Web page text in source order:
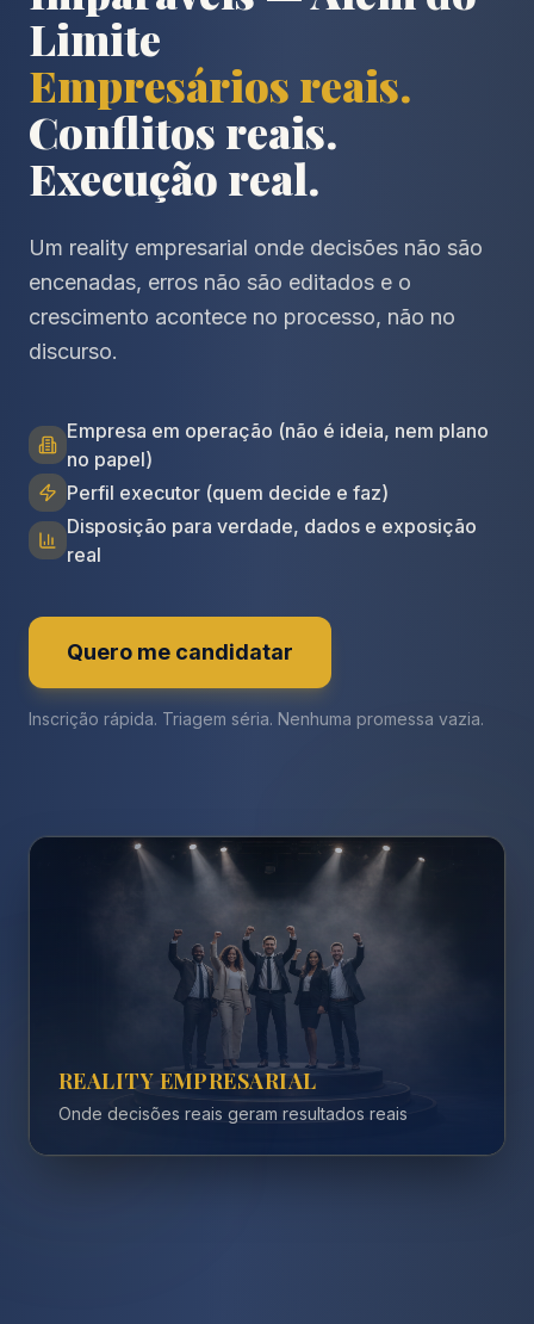
Limite
Empresários reais.
Conflitos reais.
Execução real.
Um reality empresarial onde decisões não são
encenadas, erros não são editados e o
crescimento acontece no processo, não no
discurso.
Empresa em operação (não é ideia, nem plano
no papel)
Perfil executor (quem decide e faz)
Disposição para verdade, dados e exposição
real
Quero me candidatar
Inscrição rápida. Triagem séria. Nenhuma promessa vazia.
REALITY EMPRESARIAL
Onde decisões reais geram resultados reais